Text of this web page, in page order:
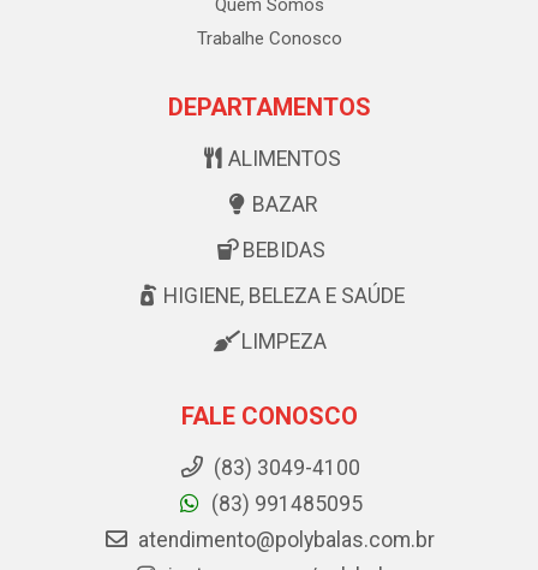
Quem Somos
Trabalhe Conosco
DEPARTAMENTOS
ALIMENTOS
BAZAR
BEBIDAS
HIGIENE, BELEZA E SAÚDE
LIMPEZA
FALE CONOSCO
(83) 3049-4100
(83) 991485095
atendimento@polybalas.com.br